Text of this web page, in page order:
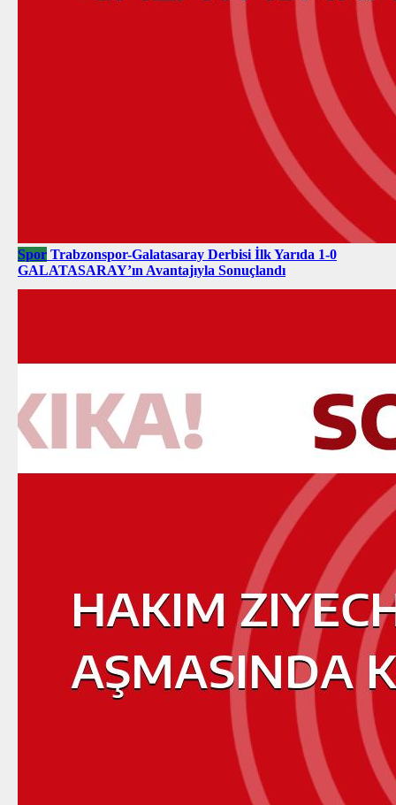
Spor Trabzonspor-Galatasaray Derbisi İlk Yarıda 1-0
GALATASARAY’ın Avantajıyla Sonuçlandı